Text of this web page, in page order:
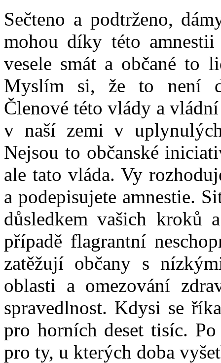
Sečteno a podtrženo,
mohou díky této
vesele smát a občané to
Myslím si, že to není
Členové této vlády a
v naší zemi v
Nejsou to občanské
ale tato vláda. Vy
a podepisujete amnestie.
důsledkem vašich kroků
případě flagrantní
zatěžují občany s
oblasti a omezování
spravedlnost. Kdysi se
pro horních deset tisíc.
pro ty, u kterých doba